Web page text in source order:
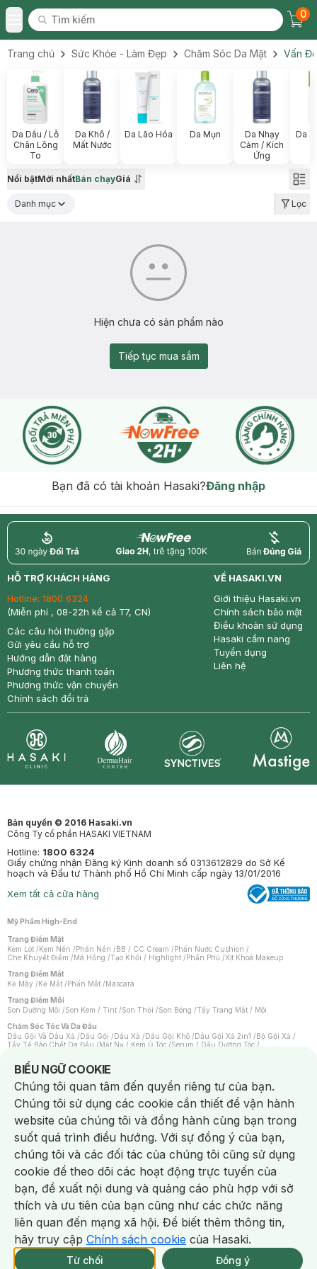
Toggle Menu
Tìm kiếm
Tìm kiếm
0
Trang chủ Sức Khỏe - Làm Đẹp Chăm Sóc Da Mặt Vấn
Da Dầu / Lỗ
Chân Lông
To
Da Khô /
Mất Nước
Da Lão Hóa Da Mụn
Da Nhạy
Cảm / Kích
Ứng
Da
Nổi bậtMới nhấtBán chạyGiá
Danh mục Lọc
Hiện chưa có sản phẩm nào
Tiếp tục mua sắm
Giao Nhanh Miễn Phí 2H.
tại 337 Chi Nhánh (Trễ tặng 100K)
Bạn đã có tài khoản Hasaki?Đăng nhập
return nowfree price
HỖ TRỢ KHÁCH HÀNG
Hotline: 1800 6324
(Miễn phí , 08-22h kể cả T7, CN)
Các câu hỏi thường gặp
Gửi yêu cầu hỗ trợ
Hướng dẫn đặt hàng
Phương thức thanh toán
Phương thức vận chuyển
Chính sách đổi trả
VỀ HASAKI.VN
Giới thiệu Hasaki.vn
Chính sách bảo mật
Điều khoản sử dụng
Hasaki cẩm nang
Tuyển dụng
Liên hệ
Bản quyền © 2016 Hasaki.vn
Công Ty cổ phần HASAKI VIETNAM
Hotline: 1800 6324
Giấy chứng nhận Đăng ký Kinh doanh số 0313612829 do Sở Kế
hoạch và Đầu tư Thành phố Hồ Chí Minh cấp ngày 13/01/2016
Xem tất cả cửa hàng
Mỹ Phẩm High-End
Trang Điểm Mặt
Kem Lót /Kem Nền /Phấn Nền /BB / CC Cream /Phấn Nước Cushion /
Che Khuyết Điểm /Má Hồng /Tạo Khối / Highlight /Phấn Phủ /Xịt Khoá Makeup
Trang Điểm Mắt
Kẻ Mày /Kẻ Mắt /Phấn Mắt /Mascara
Trang Điểm Môi
Son Dưỡng Môi /Son Kem / Tint /Son Thỏi /Son Bóng /Tẩy Trang Mắt / Môi
Chăm Sóc Tóc Và Da Đầu
Dầu Gội Và Dầu Xả /Dầu Gội /Dầu Xả /Dầu Gội Khô /Dầu Gội Xả 2in1 /Bộ Gội Xả /
Tẩy Tế Bào Chết Da Đầu /Mặt Nạ / Kem Ủ Tóc /Serum / Dầu Dưỡng Tóc /
Máy Sấy Tóc
Lược
Kem Tẩy Lông/Dụng Cụ Tẩy Lông
Nước Hoa
Nước Hoa Nam Nước Hoa Cao Cấp Xịt Thơm Toàn Thân
Nước Hoa Vùng Kín
Chăm Sóc Cá Nhân
Chống Muỗi
Khẩu Trang Máy Massage Mặt Nạ Xông Hơi/Nước Rửa Tay
Sản Phẩm Chăm Sóc Khác/ Bàn Chải Đánh Răng /Bàn Chải Điện/
Hỗ Trợ Trắng Răng / Kem Đánh Răng Máy Tăm Nước Nước Súc Miệng
Tăm / Chỉ Nha Khoa /Xịt Thơm Miệng / Dung Dịch Vệ Sinh/Dưỡng Vùng Kín/
Khăn Ướt Vệ Sinh Vùng Kín
/Băng Vệ Sinh Tampon Bọt Cạo Râu Dao Cạo Râu/
Máy Cạo Râu
Vấn Đề Về Da
Da Dầu / Lỗ Chân Lông To
Da Khô / Mất Nước /Da Lão Hóa / Da Mụn/
Da Nhạy Cảm / Kích Ứng/Da Xỉn Màu/Thâm / Nám / Tàn Nhang/
Quầng Thâm & Bọng Mắt/ Sẹo
Viêm Da Cơ Địa
Dụng Cụ / Phụ Kiện Chăm Sóc Da
/Khăn Lau Mặt Khô Dụng Cụ / Máy Rửa Mặt/Máy Chăm Sóc Da
BIỂU NGỮ COOKIE
Notice about cookies usage
Chúng tôi quan tâm đến quyền riêng tư của bạn.
Chúng tôi sử dụng các cookie cần thiết để vận hành
website của chúng tôi và đồng hành cùng bạn trong
suốt quá trình điều hướng. Với sự đồng ý của bạn,
chúng tôi và các đối tác của chúng tôi cũng sử dụng
cookie để theo dõi các hoạt động trực tuyến của
bạn, đề xuất nội dung và quảng cáo phù hợp với sở
thích và ưu tiên của bạn cũng như các chức năng
liên quan đến mạng xã hội. Để biết thêm thông tin,
hãy truy cập Chính sách cookie của Hasaki.
Từ chối Đồng ý